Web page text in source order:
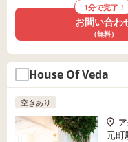
1分で完了！
お問い合わ
（無料）
House Of Veda
空きあり
元